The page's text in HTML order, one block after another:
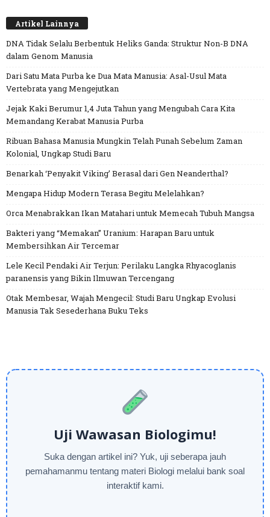
Artikel Lainnya
DNA Tidak Selalu Berbentuk Heliks Ganda: Struktur Non-B DNA
dalam Genom Manusia
Dari Satu Mata Purba ke Dua Mata Manusia: Asal-Usul Mata
Vertebrata yang Mengejutkan
Jejak Kaki Berumur 1,4 Juta Tahun yang Mengubah Cara Kita
Memandang Kerabat Manusia Purba
Ribuan Bahasa Manusia Mungkin Telah Punah Sebelum Zaman
Kolonial, Ungkap Studi Baru
Benarkah ‘Penyakit Viking’ Berasal dari Gen Neanderthal?
Mengapa Hidup Modern Terasa Begitu Melelahkan?
Orca Menabrakkan Ikan Matahari untuk Memecah Tubuh Mangsa
Bakteri yang “Memakan” Uranium: Harapan Baru untuk
Membersihkan Air Tercemar
Lele Kecil Pendaki Air Terjun: Perilaku Langka Rhyacoglanis
paranensis yang Bikin Ilmuwan Tercengang
Otak Membesar, Wajah Mengecil: Studi Baru Ungkap Evolusi
Manusia Tak Sesederhana Buku Teks
Uji Wawasan Biologimu!
Suka dengan artikel ini? Yuk, uji seberapa jauh
pemahamanmu tentang materi Biologi melalui bank soal
interaktif kami.